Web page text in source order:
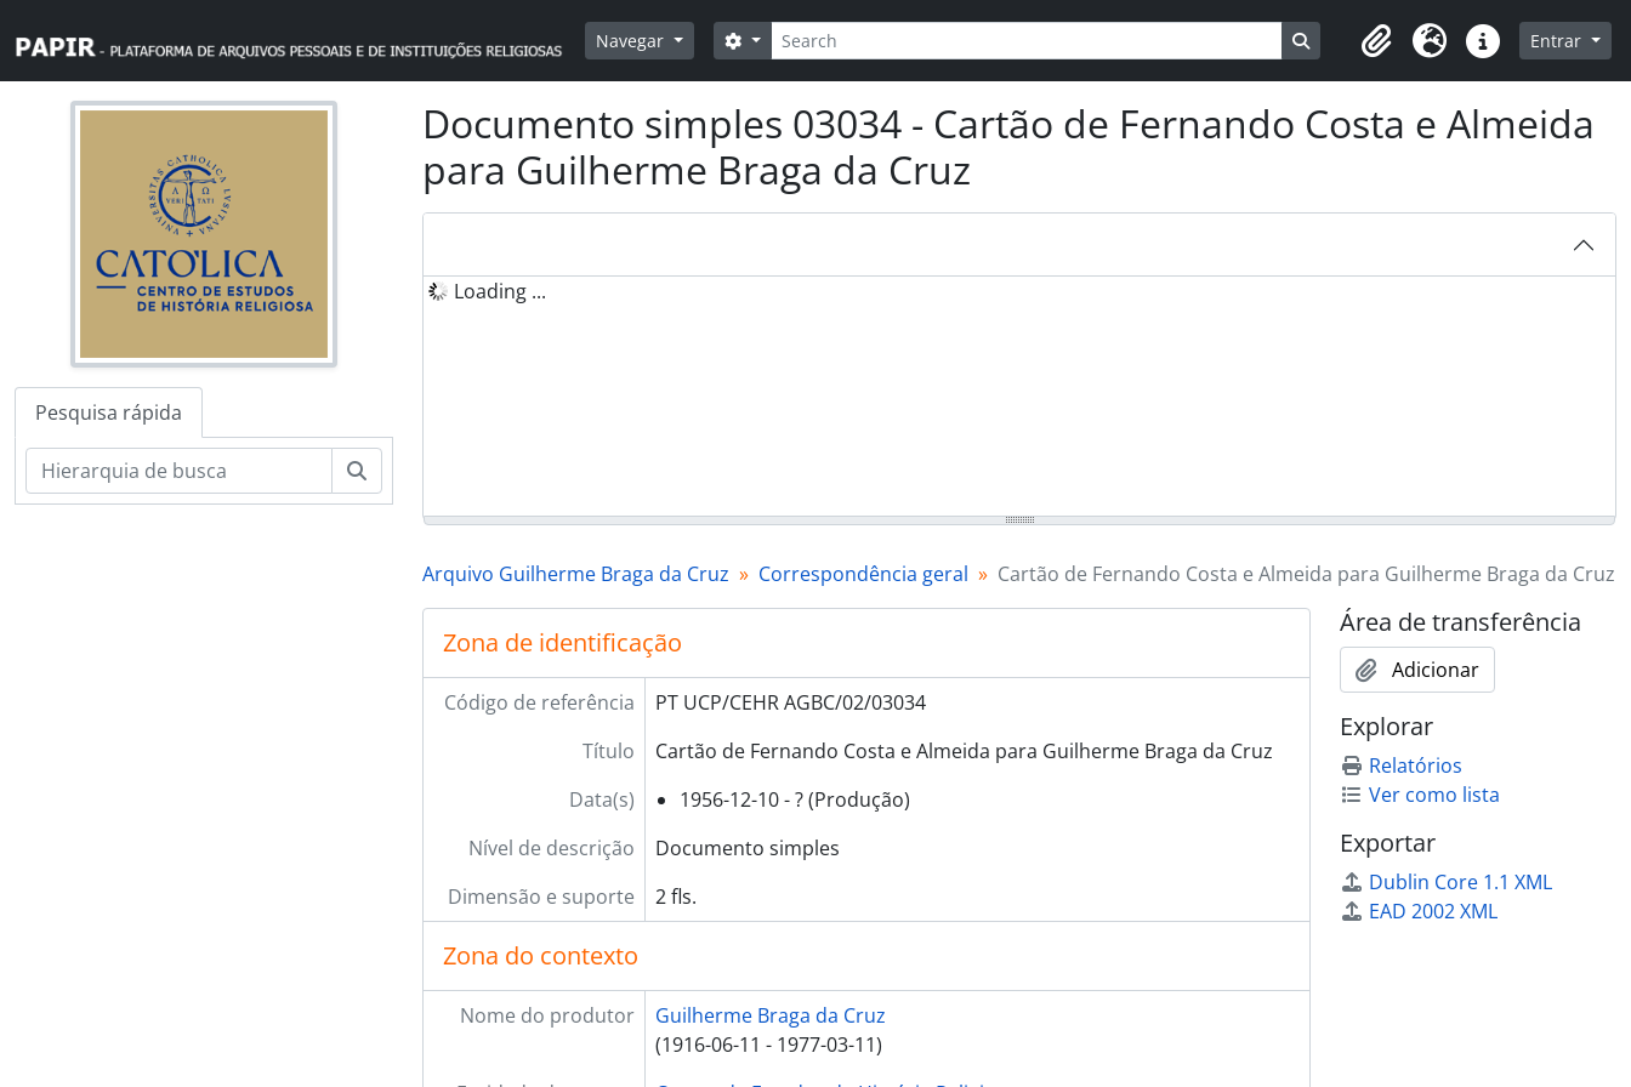
Navegar
Pesquisar
Opções de busca Busque na página de navegação
Clipboard
Idioma Ligações rápidas
Entrar
Pesquisa rápida
Documento simples 03034 - Cartão de Fernando Costa e Almeida
para Guilherme Braga da Cruz
Loading ...
Arquivo Guilherme Braga da Cruz Correspondência geral Cartão de Fernando Costa e Almeida para Guilherme Braga da Cruz
Zona de identificação
Código de referência
PT UCP/CEHR AGBC/02/03034
Título
Cartão de Fernando Costa e Almeida para Guilherme Braga da Cruz
Data(s)
1956-12-10 - ? (Produção)
Nível de descrição
Documento simples
Dimensão e suporte
2 fls.
Zona do contexto
Nome do produtor
Guilherme Braga da Cruz
(1916-06-11 - 1977-03-11)
Área de transferência
Adicionar
Explorar
Relatórios
Ver como lista
Exportar
Dublin Core 1.1 XML
EAD 2002 XML